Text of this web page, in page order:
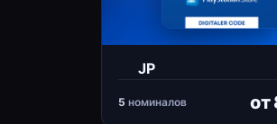
JP
5 номиналов от